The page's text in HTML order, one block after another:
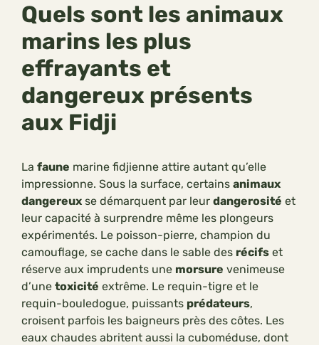
Quels sont les animaux
marins les plus
effrayants et
dangereux présents
aux Fidji
La faune marine fidjienne attire autant qu’elle
impressionne. Sous la surface, certains animaux
dangereux se démarquent par leur dangerosité et
leur capacité à surprendre même les plongeurs
expérimentés. Le poisson-pierre, champion du
camouflage, se cache dans le sable des récifs et
réserve aux imprudents une morsure venimeuse
d’une toxicité extrême. Le requin-tigre et le
requin-bouledogue, puissants prédateurs,
croisent parfois les baigneurs près des côtes. Les
eaux chaudes abritent aussi la cuboméduse, dont